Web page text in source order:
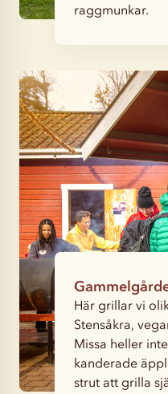
raggmunkar.
Här grillar vi
Stensåkra,
Missa heller
kanderade
strut att grilla